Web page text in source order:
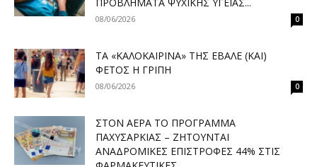
08/06/2026 0
ΤΑ «ΚΑΛΟΚΑΙΡΙΝΆ» ΤΗΣ ΈΒΑΛΕ (ΚΑΙ)
ΦΈΤΟΣ Η ΓΡΊΠΗ
08/06/2026 0
ΣΤΟΝ ΑΈΡΑ ΤΟ ΠΡΌΓΡΑΜΜΑ
ΠΑΧΥΣΑΡΚΊΑΣ – ΖΗΤΟΎΝΤΑΙ
ΑΝΑΔΡΟΜΙΚΈΣ ΕΠΙΣΤΡΟΦΈΣ 44% ΣΤΙΣ